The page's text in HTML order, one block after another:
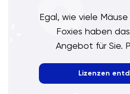
Egal, wie viele
Foxies haben
Angebot für Sie.
Lizenzen